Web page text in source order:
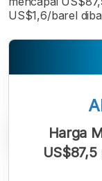
US$1,6/barel
Harga